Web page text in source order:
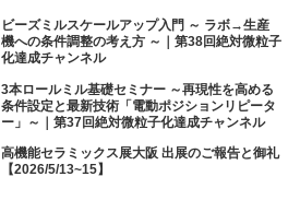
ビーズミルスケールアップ入門 ～ ラボ→生産
機への条件調整の考え方 ～｜第38回絶対微粒子
化達成チャンネル
3本ロールミル基礎セミナー ～再現性を高める
条件設定と最新技術「電動ポジションリピータ
ー」～｜第37回絶対微粒子化達成チャンネル
高機能セラミックス展大阪 出展のご報告と御礼
【2026/5/13~15】